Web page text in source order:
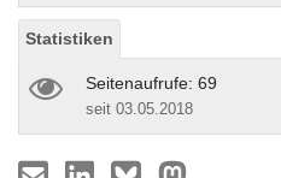
Statistiken
Seitenaufrufe: 69
seit 03.05.2018